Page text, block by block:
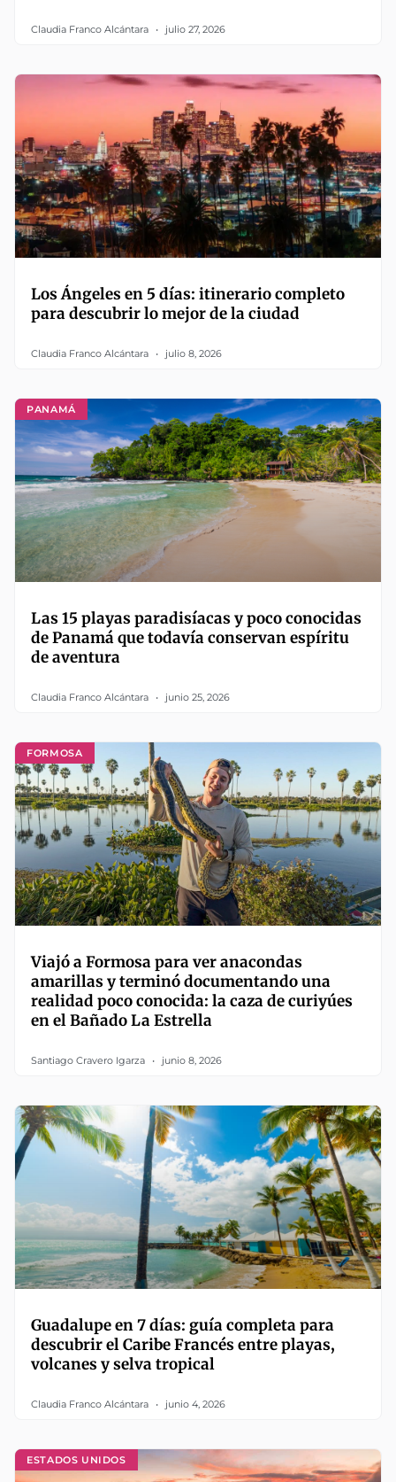
Claudia Franco Alcántara julio 27, 2026
Los Ángeles en 5 días: itinerario completo
para descubrir lo mejor de la ciudad
Claudia Franco Alcántara julio 8, 2026
PANAMÁ
Las 15 playas paradisíacas y poco conocidas
de Panamá que todavía conservan espíritu
de aventura
Claudia Franco Alcántara junio 25, 2026
FORMOSA
Viajó a Formosa para ver anacondas
amarillas y terminó documentando una
realidad poco conocida: la caza de curiyúes
en el Bañado La Estrella
Santiago Cravero Igarza junio 8, 2026
Guadalupe en 7 días: guía completa para
descubrir el Caribe Francés entre playas,
volcanes y selva tropical
Claudia Franco Alcántara junio 4, 2026
ESTADOS UNIDOS